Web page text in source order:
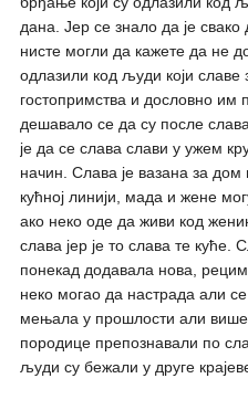
дана. Јер се знало да је
нисте могли да кажете да не
одлазили код људи који славе
гостопримства и дословно им
дешавало се да су после
је да се слава слави у ужем
начин. Слава је вазана за
кућној линији, мада и жене
ако неко оде да живи код
слава јер је то слава те
понекад додавала нова,
неко могао да настрада али
мењала у прошлости али више
породице препознавали по
људи су бежали у друге